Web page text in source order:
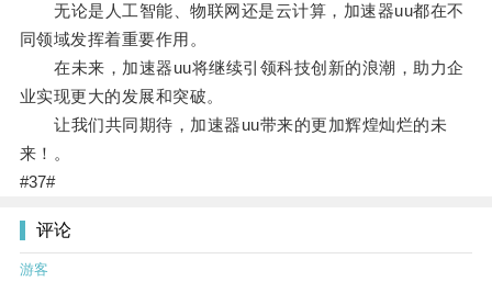
无论是人工智能、物联网还是云计算，加速器uu都在不
同领域发挥着重要作用。
在未来，加速器uu将继续引领科技创新的浪潮，助力企
业实现更大的发展和突破。
让我们共同期待，加速器uu带来的更加辉煌灿烂的未
来！。
#37#
评论
游客